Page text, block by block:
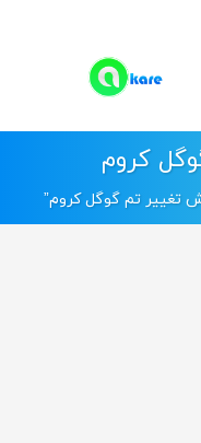
کروم
تغییر تم گوگل کروم”